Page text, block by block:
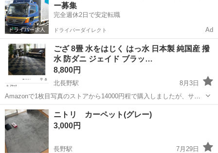
ー募集
完全週休2日で安定転職
ドライバーダイレクト Ad
ござ 8畳 水をはじく はっ水 日本製 純国産 撥
水 防ダニ ジェイド ブラッ…
8,800円
北長野駅
8月3日
Amazonで1枚目写真のストアから14000円程で購入しましたが、サイ
ズを間違えてしまい、一度開封し開きましたが、すぐ畳み箱に戻しま
した。 本間8畳(約382×382㎝)ppポリプロピレン製のゴザです。 実物の
写真は2枚目...
長野 長野市 北長野駅 カーペット/マット/ラグ
ニトリ カーペット(グレー)
3,000円
長野駅
7月29日